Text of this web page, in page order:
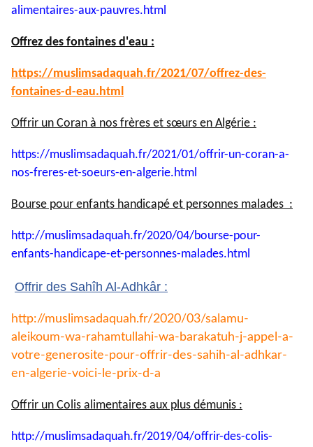
alimentaires-aux-pauvres.html
Offrez des fontaines d'eau :
https://muslimsadaquah.fr/2021/07/offrez-des-
fontaines-d-eau.html
Offrir un Coran à nos frères et sœurs en Algérie :
https://muslimsadaquah.fr/2021/01/offrir-un-coran-a-
nos-freres-et-soeurs-en-algerie.html
Bourse pour enfants handicapé et personnes malades :
http://muslimsadaquah.fr/2020/04/bourse-pour-
enfants-handicape-et-personnes-malades.html
Offrir des Sahîh Al-Adhkâr :
http://muslimsadaquah.fr/2020/03/salamu-
aleikoum-wa-rahamtullahi-wa-barakatuh-j-appel-a-
votre-generosite-pour-offrir-des-sahih-al-adhkar-
en-algerie-voici-le-prix-d-a
Offrir un Colis alimentaires aux plus démunis :
http://muslimsadaquah.fr/2019/04/offrir-des-colis-